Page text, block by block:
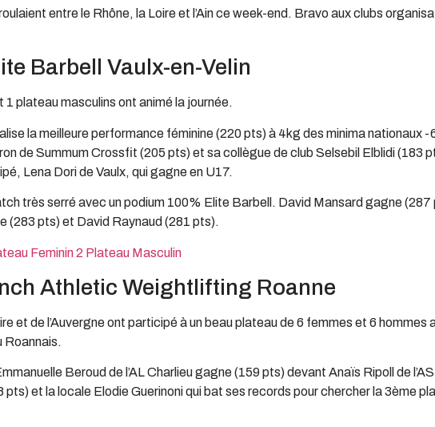
entre le Rhône, la Loire et l’Ain ce week-end. Bravo aux clubs
Barbell Vaulx-en-Velin
1 plateau masculins ont animé la journée.
la meilleure performance féminine (220 pts) à 4kg des minima nationaux -
de Summum Crossfit (205 pts) et sa collègue de club Selsebil Elblidi (183
Lena Dori de Vaulx, qui gagne en U17.
très serré avec un podium 100% Elite Barbell. David Mansard gagne (287
(283 pts) et David Raynaud (281 pts).
Feminin 2 Plateau Masculin
Athletic Weightlifting Roanne
et de l’Auvergne ont participé à un beau plateau de 6 femmes et 6 hommes
Roannais.
Beroud de l’AL Charlieu gagne (159 pts) devant Anaïs Ripoll de l’AS
et la locale Elodie Guerinoni qui bat ses records pour chercher la 3ème